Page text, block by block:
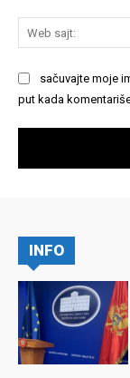
sačuvajte moje
put kada
INFO